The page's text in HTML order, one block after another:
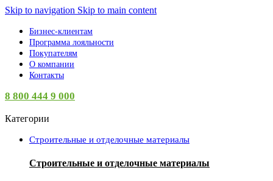
Skip to navigation Skip to main content
Бизнес-клиентам
Программа лояльности
Покупателям
О компании
Контакты
8 800 444 9 000
Категории
Строительные и отделочные материалы
Строительные и отделочные материалы